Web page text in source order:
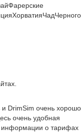
Фарерские
ХорватияЧад
DrimSim очень хорошо
очень удобная
информации о тарифах